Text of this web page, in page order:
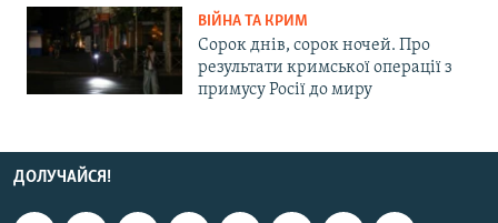
ВІЙНА ТА КРИМ
Сорок днів, сорок ночей. Про
результати кримської операції з
примусу Росії до миру
ДОЛУЧАЙСЯ!